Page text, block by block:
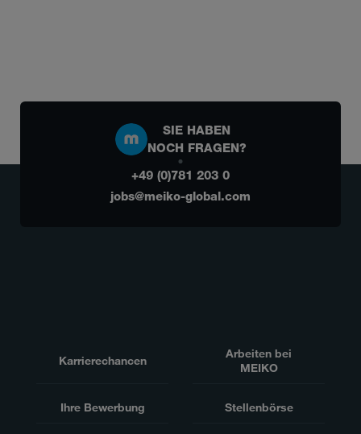
SIE HABEN
NOCH FRAGEN?
+49 (0)781 203 0
jobs@meiko-global.com
Karrierechancen
Arbeiten bei
MEIKO
Ihre Bewerbung Stellenbörse